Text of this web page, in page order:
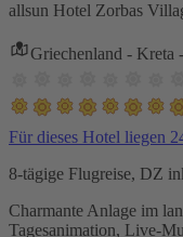
allsun Hotel Zorbas
Griechenland - Kreta
Für dieses Hotel liegen
8-tägige Flugreise, DZ
Charmante Anlage im
Tagesanimation, Live-